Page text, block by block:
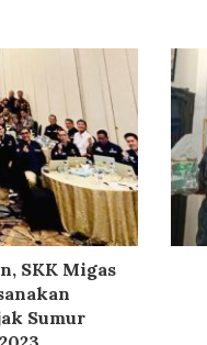
SKK Migas
Sumur